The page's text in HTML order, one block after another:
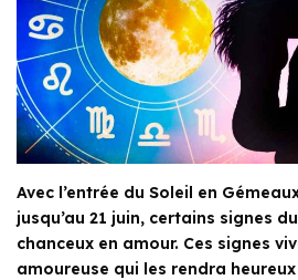
Avec l’entrée du Soleil en
jusqu’au 21 juin, certains signes
chanceux en amour. Ces signes
amoureuse qui les rendra